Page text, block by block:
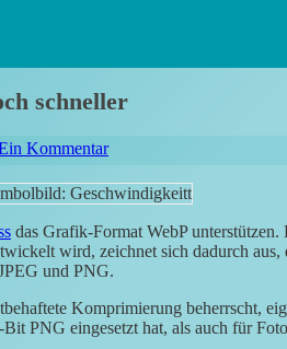
schneller
Kommentar
das Grafik-Format WebP
wird, zeichnet sich dadurch aus,
und PNG.
Komprimierung beherrscht,
PNG eingesetzt hat, als auch für